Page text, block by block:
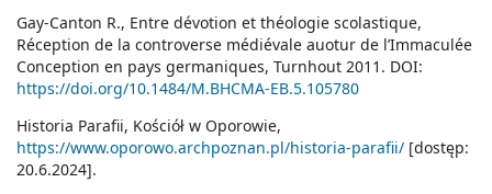
Gay-Canton R., Entre dévotion et théologie scolastique,
Réception de la controverse médiévale auotur de l’Immaculée
Conception en pays germaniques, Turnhout 2011. DOI:
https://doi.org/10.1484/M.BHCMA-EB.5.105780
Historia Parafii, Kościół w Oporowie,
https://www.oporowo.archpoznan.pl/historia-parafii/ [dostęp:
20.6.2024].